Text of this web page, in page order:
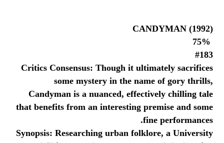
CANDYMAN (1992)
#183
Critics Consensus: Though it ultimately sacrifices
some mystery in the name of gory thrills,
Candyman is a nuanced, effectively chilling tale
that benefits from an interesting premise and some
fine performances.
Synopsis: Researching urban folklore, a University